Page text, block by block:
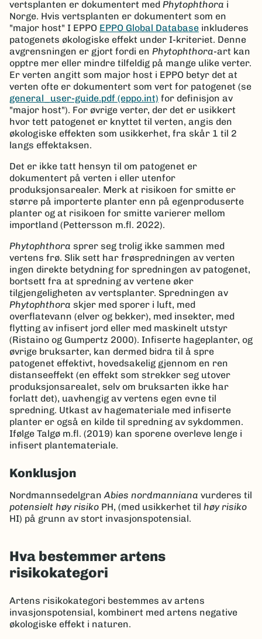
vertsplanten er dokumentert med Phytophthora i
Norge. Hvis vertsplanten er dokumentert som en
"major host" I EPPO EPPO Global Database inkluderes
patogenets økologiske effekt under I-kriteriet. Denne
avgrensningen er gjort fordi en Phytophthora-art kan
opptre mer eller mindre tilfeldig på mange ulike verter.
Er verten angitt som major host i EPPO betyr det at
verten ofte er dokumentert som vert for patogenet (se
general_user-guide.pdf (eppo.int) for definisjon av
"major host"). For øvrige verter, der det er usikkert
hvor tett patogenet er knyttet til verten, angis den
økologiske effekten som usikkerhet, fra skår 1 til 2
langs effektaksen.
Det er ikke tatt hensyn til om patogenet er
dokumentert på verten i eller utenfor
produksjonsarealer. Merk at risikoen for smitte er
større på importerte planter enn på egenproduserte
planter og at risikoen for smitte varierer mellom
importland (Pettersson m.fl. 2022).
Phytophthora sprer seg trolig ikke sammen med
vertens frø. Slik sett har frøspredningen av verten
ingen direkte betydning for spredningen av patogenet,
bortsett fra at spredning av vertene øker
tilgjengeligheten av vertsplanter. Spredningen av
Phytophthora skjer med sporer i luft, med
overflatevann (elver og bekker), med insekter, med
flytting av infisert jord eller med maskinelt utstyr
(Ristaino og Gumpertz 2000). Infiserte hageplanter, og
øvrige bruksarter, kan dermed bidra til å spre
patogenet effektivt, hovedsakelig gjennom en ren
distanseeffekt (en effekt som strekker seg utover
produksjonsarealet, selv om bruksarten ikke har
forlatt det), uavhengig av vertens egen evne til
spredning. Utkast av hagemateriale med infiserte
planter er også en kilde til spredning av sykdommen.
Ifølge Talgø m.fl. (2019) kan sporene overleve lenge i
infisert plantemateriale.
Konklusjon
Nordmannsedelgran Abies nordmanniana vurderes til
potensielt høy risiko PH, (med usikkerhet til høy risiko
HI) på grunn av stort invasjonspotensial.
Hva bestemmer artens
risikokategori
Artens risikokategori bestemmes av artens
invasjonspotensial, kombinert med artens negative
økologiske effekt i naturen.